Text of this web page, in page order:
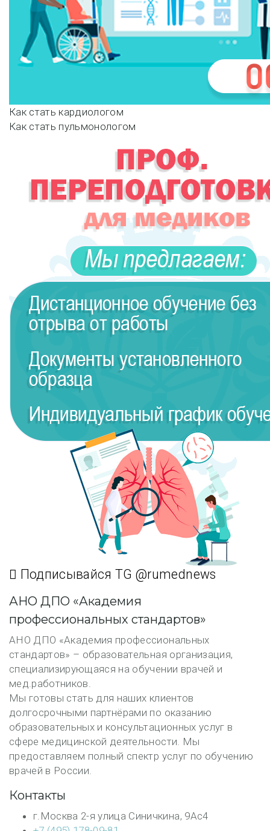
Навигация
записям
Как стать кардиологом
Как стать пульмонологом
Подписывайся TG @rumednews
АНО ДПО «Академия
профессиональных стандартов»
АНО ДПО «Академия профессиональных
стандартов» – образовательная организация,
специализирующаяся на обучении врачей и
мед.работников.
Мы готовы стать для наших клиентов
долгосрочными партнёрами по оказанию
образовательных и консультационных услуг в
сфере медицинской деятельности. Мы
предоставляем полный спектр услуг по обучению
врачей в России.
Контакты
г.Москва 2-я улица Синичкина, 9Ас4